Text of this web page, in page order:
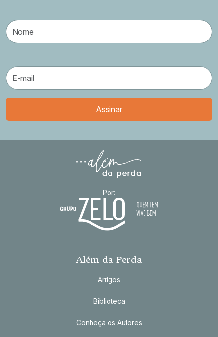
Por:
Além da Perda
Artigos
Biblioteca
Conheça os Autores